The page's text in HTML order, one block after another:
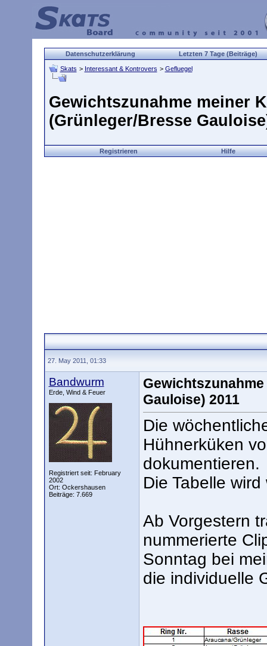
Datenschutzerklärung Letzten 7 Tage (Beiträge)
Skats > Interessant & Kontrovers > Gefluegel
Gewichtszunahme meiner
(Grünleger/Bresse
Registrieren Hilfe
27. May 2011, 01:33
Bandwurm
Erde, Wind & Feuer
Registriert seit: February
2002
Ort: Ockershausen
Beiträge: 7.669
Gauloise) 2011
Die
Hühnerküken
dokumentieren.
Die Tabelle
Ab Vorgestern
nummerierte
Sonntag bei
die individuelle